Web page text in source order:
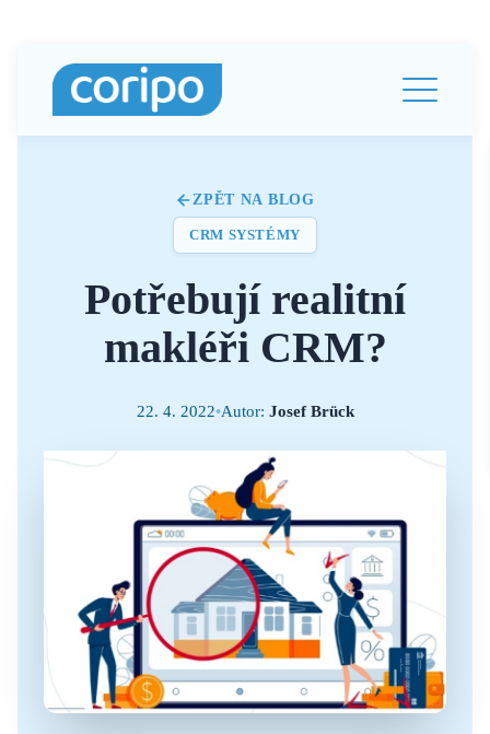
ZPĚT NA BLOG
CRM SYSTÉMY
Potřebují realitní
makléři CRM?
22. 4. 2022•Autor: Josef Brück